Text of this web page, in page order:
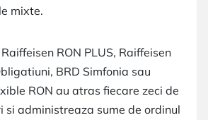
mixte.
RON PLUS, Raiffeisen
BRD Simfonia sau
RON au atras fiecare zeci de
si administreaza sume de ordinul